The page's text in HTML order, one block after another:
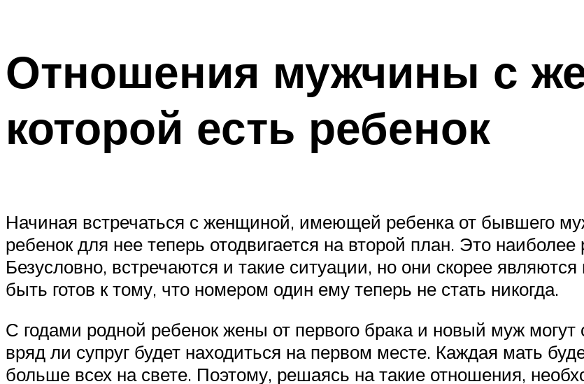
Отношения мужчины с
которой есть ребенок
Начиная встречаться с женщиной, имеющей ребенка от бывшего
ребенок для нее теперь отодвигается на второй план. Это
Безусловно, встречаются и такие ситуации, но они скорее
быть готов к тому, что номером один ему теперь не стать никогда.
С годами родной ребенок жены от первого брака и новый муж
вряд ли супруг будет находиться на первом месте. Каждая мать
больше всех на свете. Поэтому, решаясь на такие отношения,